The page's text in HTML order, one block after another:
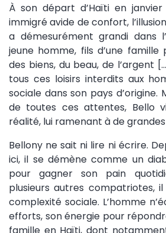
À son départ d’Haïti en
immigré avide de confort,
a démesurément grandi dans
jeune homme, fils d’une famille
des biens, du beau, de l’argent
tous ces loisirs interdits aux
sociale dans son pays d’origine.
de toutes ces attentes, Bello
réalité, lui ramenant à de
Bellony ne sait ni lire ni écrire.
ici, il se démène comme un
pour gagner son pain
plusieurs autres compatriotes,
complexité sociale. L’homme
efforts, son énergie pour
famille en Haïti, dont